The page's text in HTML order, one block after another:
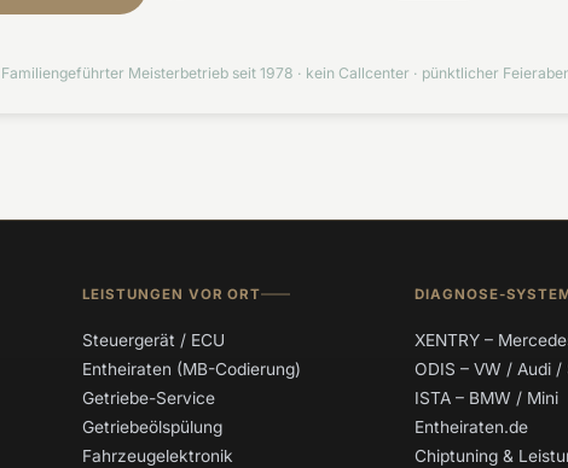
Familiengeführter Meisterbetrieb seit 1978 · kein Callcenter · pünktlicher
LEISTUNGEN VOR ORT
Steuergerät / ECU
Entheiraten (MB-Codierung)
Getriebe-Service
Getriebeölspülung
Fahrzeugelektronik
DIAGNOSE-
XENTRY –
ODIS – VW / Audi /
ISTA – BMW / Mini
Entheiraten.de
Chiptuning &